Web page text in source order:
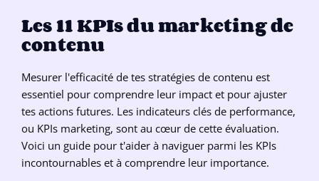
Les 11 KPIs du marketing de
contenu
Mesurer l'efficacité de tes stratégies de contenu est
essentiel pour comprendre leur impact et pour ajuster
tes actions futures. Les indicateurs clés de performance,
ou KPIs marketing, sont au cœur de cette évaluation.
Voici un guide pour t'aider à naviguer parmi les KPIs
incontournables et à comprendre leur importance.